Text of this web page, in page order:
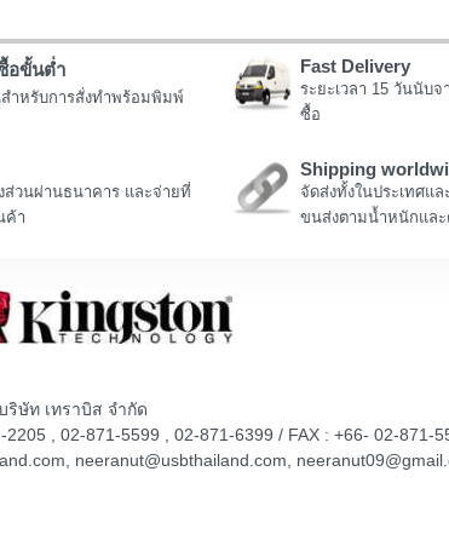
อขั้นต่ำ
ำหรับการสั่งทำพร้อมพิมพ์
Fast Delivery
ระยะเวลา 15 วันนับ
ซื้อ
ส่วนผ่านธนาคาร และจ่ายที่
ค้า
Shipping
จัดส่งทั้งในประเทศแล
ขนส่งตามน้ำหนักและ
ริษัท เทราบิส จำกัด
, 02-871-5599 , 02-871-6399 / FAX : +66- 02-871-
neeranut@usbthailand.com,